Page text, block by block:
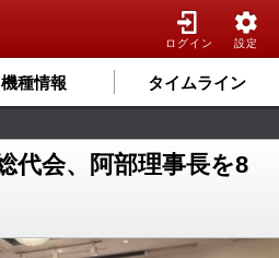
ログイン 設定
機種情報 タイムライン
代会、阿部理事長を8